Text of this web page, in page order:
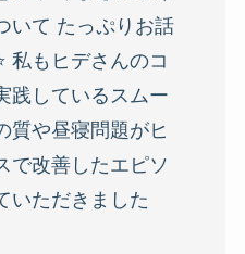
いて たっぷりお話
私もヒデさんのコ
践しているスムー
質や昼寝問題がヒ
で改善したエピソ
いただきました